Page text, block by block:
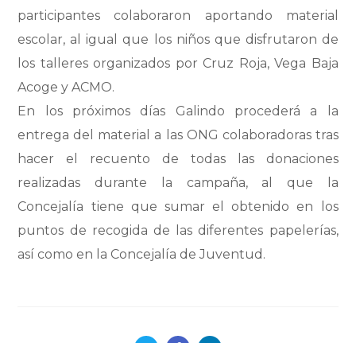
participantes colaboraron aportando material
escolar, al igual que los niños que disfrutaron de
los talleres organizados por Cruz Roja, Vega Baja
Acoge y ACMO.
En los próximos días Galindo procederá a la
entrega del material a las ONG colaboradoras tras
hacer el recuento de todas las donaciones
realizadas durante la campaña, al que la
Concejalía tiene que sumar el obtenido en los
puntos de recogida de las diferentes papelerías,
así como en la Concejalía de Juventud.